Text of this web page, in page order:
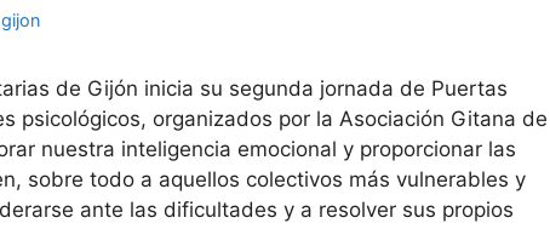
de Gijón inicia su segunda jornada de Puertas
psicológicos, organizados por la Asociación Gitana de
nuestra inteligencia emocional y proporcionar las
sobre todo a aquellos colectivos más vulnerables y
ante las dificultades y a resolver sus propios